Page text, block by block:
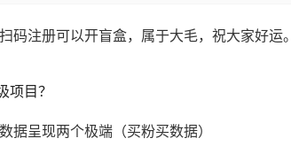
注册可以开盲盒，属于大毛，祝大家好运。
呈现两个极端（买粉买数据）